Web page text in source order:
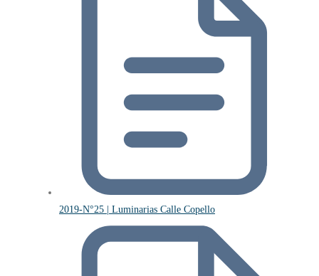
2019-N°25 | Luminarias Calle Copello